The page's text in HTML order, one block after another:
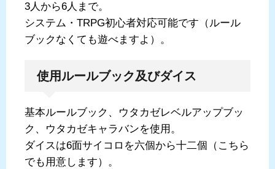
3人から6人まで。
システム・TRPG初心者対応可能です（ルール
ブックなくても遊べますよ）。
使用ルールブック及びダイス
基本ルールブック、ウタカゼレベルアップブッ
ク、ウタカゼキャラバンを使用。
ダイスは6面サイコロを六個から十二個（こちら
でも用意します）。